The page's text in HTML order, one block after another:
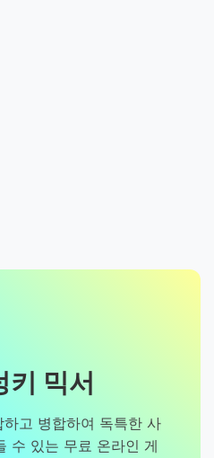
키 믹서
고 병합하여 독특한 사
수 있는 무료 온라인 게